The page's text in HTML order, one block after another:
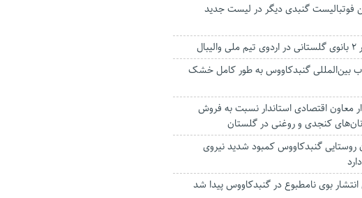
فوتبالیست گنبدی دیگر در لیست جدید
بین‌المللی گنبدکاووس به طور کامل خشک
معاون اقتصادی استاندار نسبت به فروش
کنجدی و روغنی در گلستان
روستایی گنبدکاووس کمبود شدید نیروی
بوی نامطبوع در گنبدکاووس پیدا شد